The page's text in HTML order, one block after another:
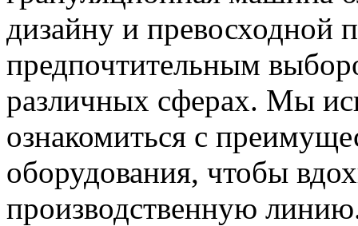
дизайну и превосходной
предпочтительным
различных сферах. Мы
ознакомиться с
оборудования, чтобы
производственную